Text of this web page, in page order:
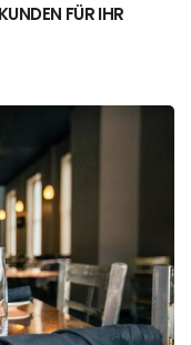
FÜR IHR